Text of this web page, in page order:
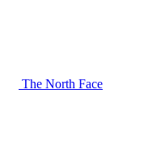
The North Face